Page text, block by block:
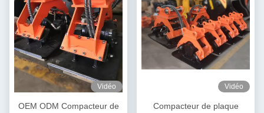
Vidéo
OEM ODM Compacteur de
Vidéo
Compacteur de plaque